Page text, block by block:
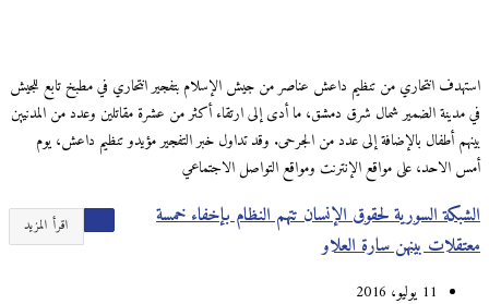
استهدف انتحاري من تنظيم داعش عناصر من جيش الإسلام بتفجير انتحاري في مطبخ تابع للجيش
في مدينة الضمير شمال شرق دمشق، ما أدى إلى ارتقاء أكثر من عشرة مقاتلين وعدد من المدنيين
بينهم أطفال بالإضافة إلى عدد من الجرحى. وقد تداول خبر التفجير مؤيدو تنظيم داعش، يوم
أمس الاحد، على مواقع الإنترنت ومواقع التواصل الاجتماعي
اقرأ المزيد
الشبكة السورية لحقوق الإنسان تتهم النظام بإخفاء خمسة
معتقلات بينهن سارة العلاو
11 يوليو، 2016